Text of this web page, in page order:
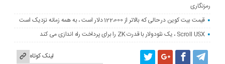
رمزنگاری
قیمت بیت کوین در حالی که بالاتر از 122،000 دلار است ، به همه زمانه نزدیک است
Scroll USX ، یک نئودولار با قدرت ZK را برای پرداخت راه اندازی می کند
لینک کوتاه